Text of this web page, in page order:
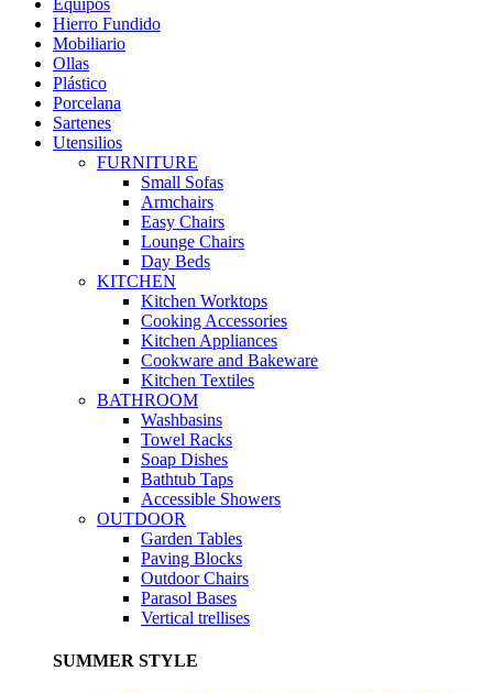
Equipos
Hierro Fundido
Mobiliario
Ollas
Plástico
Porcelana
Sartenes
Utensilios
FURNITURE
Small Sofas
Armchairs
Easy Chairs
Lounge Chairs
Day Beds
KITCHEN
Kitchen Worktops
Cooking Accessories
Kitchen Appliances
Cookware and Bakeware
Kitchen Textiles
BATHROOM
Washbasins
Towel Racks
Soap Dishes
Bathtub Taps
Accessible Showers
OUTDOOR
Garden Tables
Paving Blocks
Outdoor Chairs
Parasol Bases
Vertical trellises
SUMMER STYLE